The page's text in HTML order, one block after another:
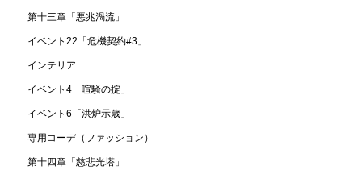
第十三章「悪兆渦流」
イベント22「危機契約#3」
インテリア
イベント4「喧騒の掟」
イベント6「洪炉示歳」
専用コーデ（ファッション）
第十四章「慈悲光塔」